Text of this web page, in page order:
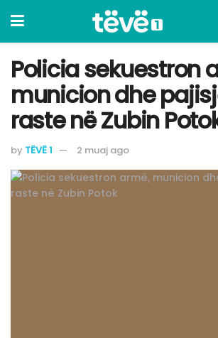
Policia sekuestron
municion dhe
raste në Zubin
by TËVË 1 2 muaj ago